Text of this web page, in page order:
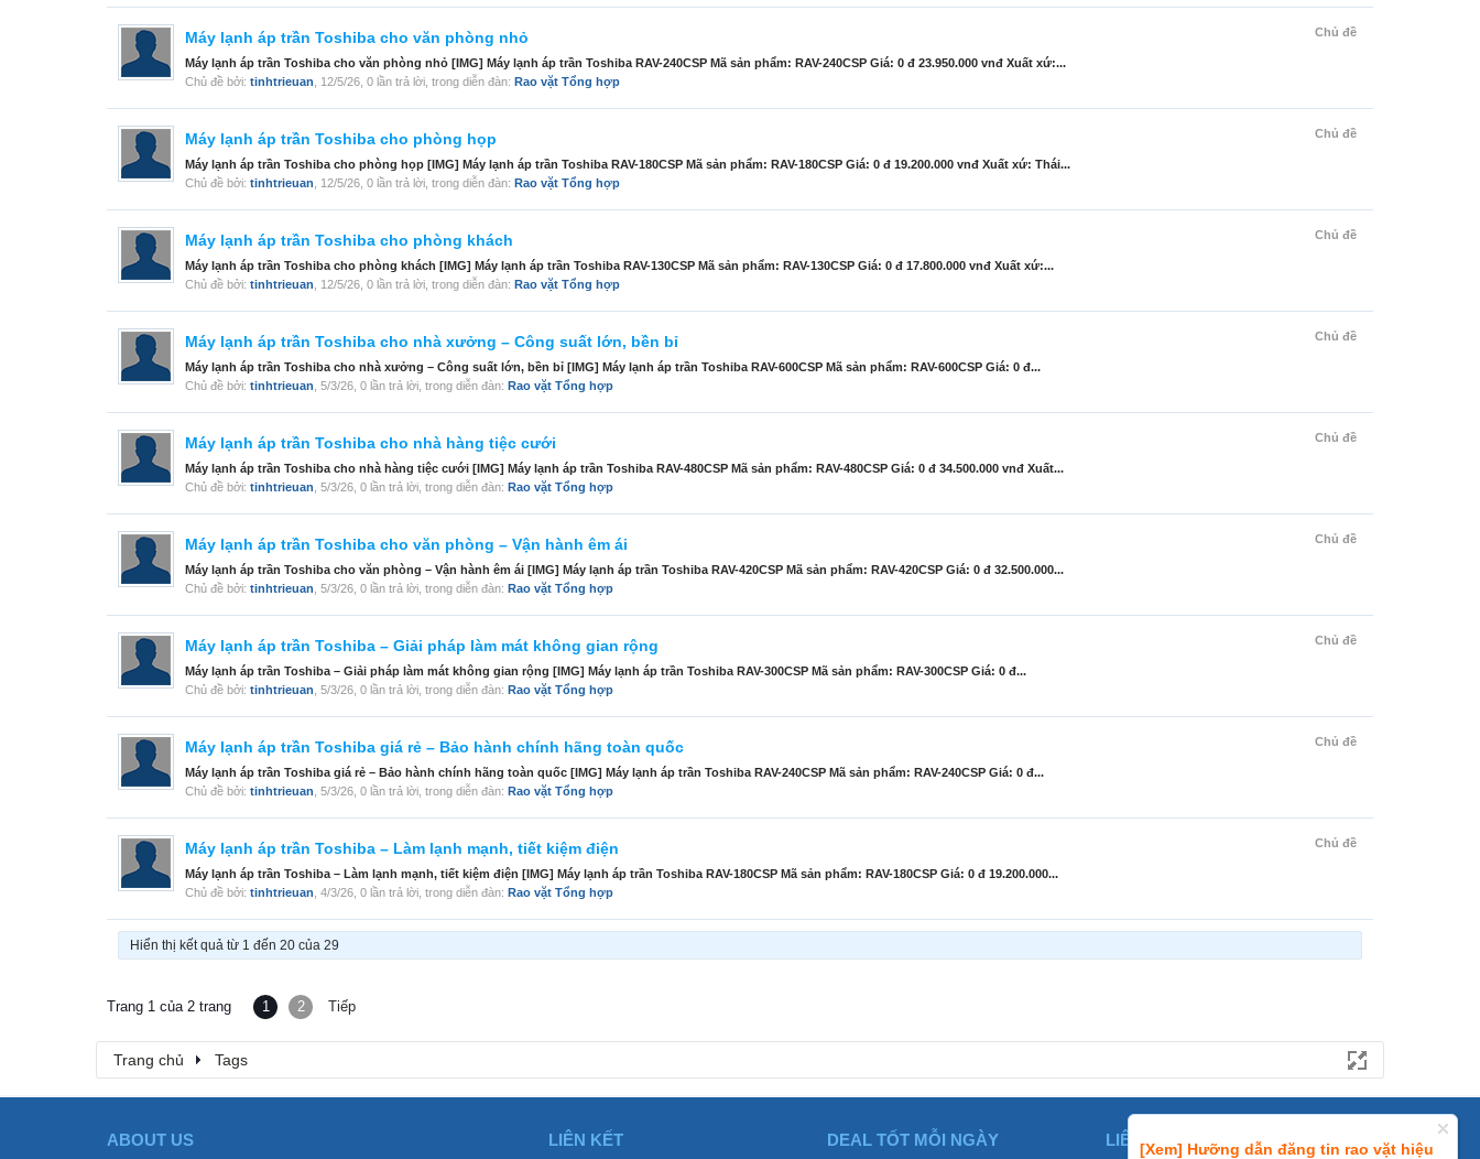
[Xem] Hưỡng dẫn đăng tin rao vặt hiệu
Chủ đề
Máy lạnh áp trần Toshiba cho văn phòng nhỏ
Máy lạnh áp trần Toshiba cho văn phòng nhỏ [IMG] Máy lạnh áp trần Toshiba RAV-240CSP Mã sản phẩm: RAV-240CSP Giá: 0 đ 23.950.000 vnđ Xuất xứ:...
Chủ đề bởi: tinhtrieuan 12/5/26 , 0 lần trả lời, trong diễn đàn: Rao vặt Tổng hợp
Chủ đề
Máy lạnh áp trần Toshiba cho phòng họp
Máy lạnh áp trần Toshiba cho phòng họp [IMG] Máy lạnh áp trần Toshiba RAV-180CSP Mã sản phẩm: RAV-180CSP Giá: 0 đ 19.200.000 vnđ Xuất xứ: Thái...
Chủ đề bởi: tinhtrieuan 12/5/26 , 0 lần trả lời, trong diễn đàn: Rao vặt Tổng hợp
Chủ đề
Máy lạnh áp trần Toshiba cho phòng khách
Máy lạnh áp trần Toshiba cho phòng khách [IMG] Máy lạnh áp trần Toshiba RAV-130CSP Mã sản phẩm: RAV-130CSP Giá: 0 đ 17.800.000 vnđ Xuất xứ:...
Chủ đề bởi: tinhtrieuan 12/5/26 , 0 lần trả lời, trong diễn đàn: Rao vặt Tổng hợp
Chủ đề
Máy lạnh áp trần Toshiba cho nhà xưởng – Công suất lớn, bền bỉ
Máy lạnh áp trần Toshiba cho nhà xưởng – Công suất lớn, bền bỉ [IMG] Máy lạnh áp trần Toshiba RAV-600CSP Mã sản phẩm: RAV-600CSP Giá: 0 đ...
Chủ đề bởi: tinhtrieuan 5/3/26 , 0 lần trả lời, trong diễn đàn: Rao vặt Tổng hợp
Chủ đề
Máy lạnh áp trần Toshiba cho nhà hàng tiệc cưới
Máy lạnh áp trần Toshiba cho nhà hàng tiệc cưới [IMG] Máy lạnh áp trần Toshiba RAV-480CSP Mã sản phẩm: RAV-480CSP Giá: 0 đ 34.500.000 vnđ Xuất...
Chủ đề bởi: tinhtrieuan 5/3/26 , 0 lần trả lời, trong diễn đàn: Rao vặt Tổng hợp
Chủ đề
Máy lạnh áp trần Toshiba cho văn phòng – Vận hành êm ái
Máy lạnh áp trần Toshiba cho văn phòng – Vận hành êm ái [IMG] Máy lạnh áp trần Toshiba RAV-420CSP Mã sản phẩm: RAV-420CSP Giá: 0 đ 32.500.000...
Chủ đề bởi: tinhtrieuan 5/3/26 , 0 lần trả lời, trong diễn đàn: Rao vặt Tổng hợp
Chủ đề
Máy lạnh áp trần Toshiba – Giải pháp làm mát không gian rộng
Máy lạnh áp trần Toshiba – Giải pháp làm mát không gian rộng [IMG] Máy lạnh áp trần Toshiba RAV-300CSP Mã sản phẩm: RAV-300CSP Giá: 0 đ...
Chủ đề bởi: tinhtrieuan 5/3/26 , 0 lần trả lời, trong diễn đàn: Rao vặt Tổng hợp
Chủ đề
Máy lạnh áp trần Toshiba giá rẻ – Bảo hành chính hãng toàn quốc
Máy lạnh áp trần Toshiba giá rẻ – Bảo hành chính hãng toàn quốc [IMG] Máy lạnh áp trần Toshiba RAV-240CSP Mã sản phẩm: RAV-240CSP Giá: 0 đ...
Chủ đề bởi: tinhtrieuan 5/3/26 , 0 lần trả lời, trong diễn đàn: Rao vặt Tổng hợp
Chủ đề
Máy lạnh áp trần Toshiba – Làm lạnh mạnh, tiết kiệm điện
Máy lạnh áp trần Toshiba – Làm lạnh mạnh, tiết kiệm điện [IMG] Máy lạnh áp trần Toshiba RAV-180CSP Mã sản phẩm: RAV-180CSP Giá: 0 đ 19.200.000...
Chủ đề bởi: tinhtrieuan 4/3/26 , 0 lần trả lời, trong diễn đàn: Rao vặt Tổng hợp
Hiển thị kết quả từ 1 đến 20 của 29
Trang 1 của 2 trang 1 2 Tiếp
Trang chủ Tags
ABOUT US LIÊN KẾT DEAL TỐT MỖI NGÀY LIÊN HỆ